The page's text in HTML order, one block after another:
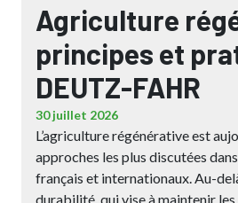
Agriculture
principes et
DEUTZ-FAHR
30 juillet 2026
L’agriculture régénérative est
approches les plus discutées
français et internationaux. Au-
durabilité, qui vise à maintenir les